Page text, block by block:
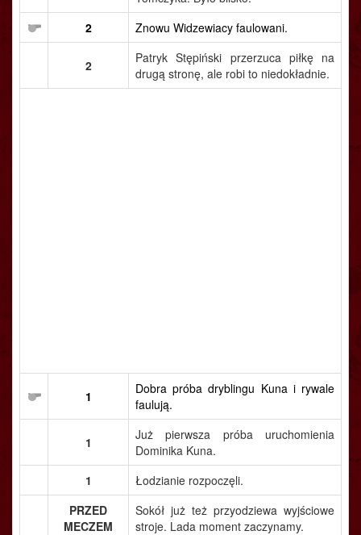
2
Znowu Widzewiacy faulowani.
2
Patryk Stępiński przerzuca piłkę na
drugą stronę, ale robi to niedokładnie.
1
Dobra próba dryblingu Kuna i rywale
faulują.
1
Już pierwsza próba uruchomienia
Dominika Kuna.
1
Łodzianie rozpoczęli.
PRZED
MECZEM
Sokół już też przyodziewa wyjściowe
stroje. Lada moment zaczynamy.